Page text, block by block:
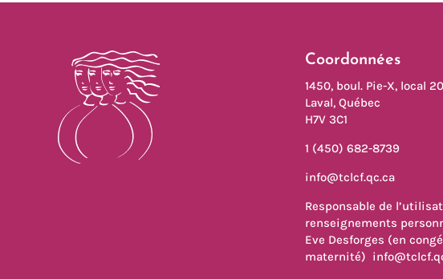
Coordonnées
1450, boul. Pie-X, local
Laval, Québec
H7V 3C1
1 (450) 682-8739
info@tclcf.qc.ca
Responsable de
renseignements
Eve Desforges (en
maternité)